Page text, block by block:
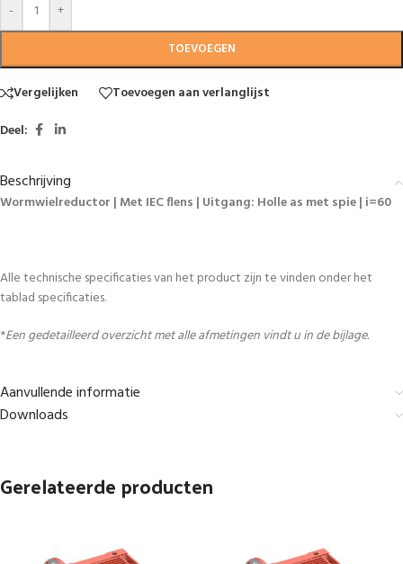
-
+
TOEVOEGEN
Vergelijken
Toevoegen aan verlanglijst
Deel:
Beschrijving
Wormwielreductor | Met IEC flens | Uitgang: Holle as met spie | i=60
Alle technische specificaties van het product zijn te vinden onder het
tablad specificaties.
*Een gedetailleerd overzicht met alle afmetingen vindt u in de bijlage.
Aanvullende informatie
Downloads
Gerelateerde producten